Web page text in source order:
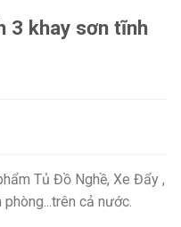
3 khay sơn tĩnh
Tủ Đồ Nghề, Xe Đẩy ,
cả nước.